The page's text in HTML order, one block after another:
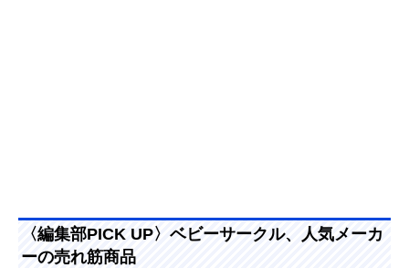
〈編集部PICK UP〉ベビーサークル、人気メーカ
ーの売れ筋商品